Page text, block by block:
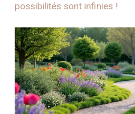
possibilités sont infinies !